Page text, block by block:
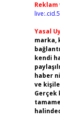
Yasal
marka,
kendi
haber
ve
Gerçek